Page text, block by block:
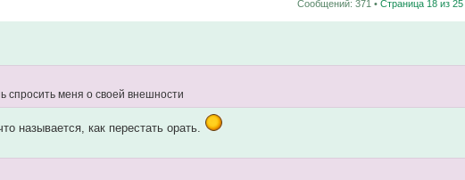
Сообщений: 371 • Страница 18 из 25
меня о своей внешности
называется, как перестать орать.